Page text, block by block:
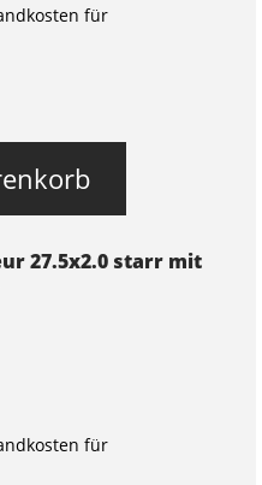
für
27.5x2.0 starr mit
für